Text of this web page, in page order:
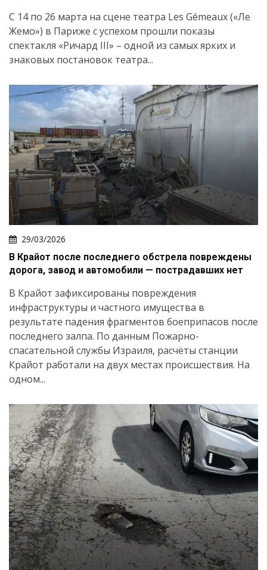
С 14 по 26 марта на сцене театра Les Gémeaux («Ле
Жемо») в Париже с успехом прошли показы
спектакля «Ричард III» – одной из самых ярких и
знаковых постановок театра...
29/03/2026
В Крайот после последнего обстрела повреждены
дорога, завод и автомобили — пострадавших нет
В Крайот зафиксированы повреждения
инфраструктуры и частного имущества в
результате падения фрагментов боеприпасов после
последнего залпа. По данным Пожарно-
спасательной службы Израиля, расчёты станции
Крайот работали на двух местах происшествия. На
одном...